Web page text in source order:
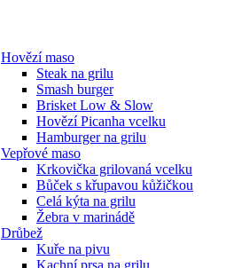
Hovězí maso
Steak na grilu
Smash burger
Brisket Low & Slow
Hovězí Picanha vcelku
Hamburger na grilu
Vepřové maso
Krkovička grilovaná vcelku
Bůček s křupavou kůžičkou
Celá kýta na grilu
Žebra v marinádě
Drůbež
Kuře na pivu
Kachní prsa na grilu